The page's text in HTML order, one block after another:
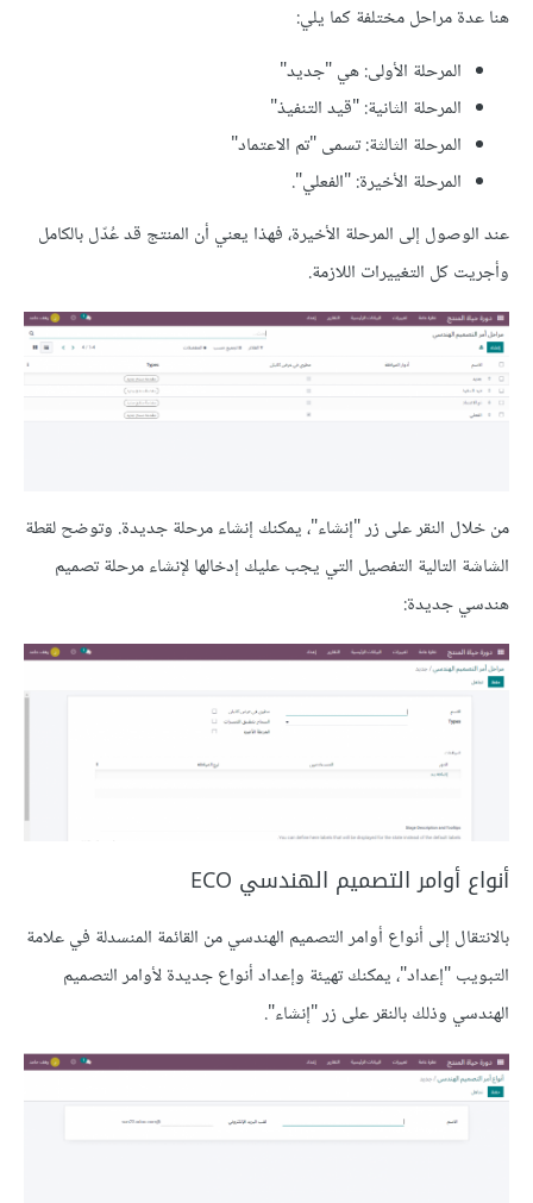
هنا عدة مراحل مختلفة كما يلي:
المرحلة الأولى: هي "جديد"
المرحلة الثانية: "قيد التنفيذ"
المرحلة الثالثة: تسمى "تم الاعتماد"
المرحلة الأخيرة: "الفعلي".
عند الوصول إلى المرحلة الأخيرة، فهذا يعني أن المنتج قد عُدّل بالكامل
وأجريت كل التغييرات اللازمة.
من خلال النقر على زر "إنشاء"، يمكنك إنشاء مرحلة جديدة. وتوضح لقطة
الشاشة التالية التفصيل التي يجب عليك إدخالها لإنشاء مرحلة تصميم
هندسي جديدة:
أنواع أوامر التصميم الهندسي ECO
بالانتقال إلى أنواع أوامر التصميم الهندسي من القائمة المنسدلة في علامة
التبويب "إعداد"، يمكنك تهيئة وإعداد أنواع جديدة لأوامر التصميم
الهندسي وذلك بالنقر على زر "إنشاء".